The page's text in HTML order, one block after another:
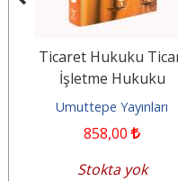
Ticaret Hukuku
İşletme Hukuku
Şirketler Hukuku
Kıymetli Evrak Hukuku
Umuttepe Yayınları
858,00
Stokta yok